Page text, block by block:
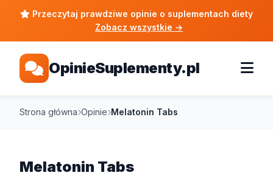
Przeczytaj prawdziwe opinie o suplementach diety
Zobacz wszystkie →
OpinieSuplementy.pl
Strona główna Opinie Melatonin Tabs
Melatonin Tabs